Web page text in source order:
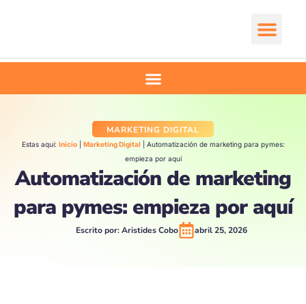
MARKETING DIGITAL
Estas aquí: Inicio| Marketing Digital
Automatización de marketing para pymes:
empieza por aquí
Automatización de marketing
para pymes: empieza por aquí
Escrito por:Aristides Cobo abril 25, 2026